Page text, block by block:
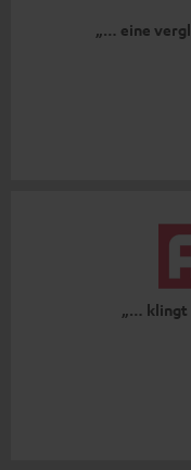
„… eine
„… klingt